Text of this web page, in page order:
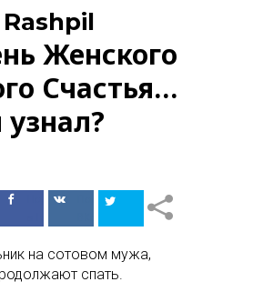
Rashpil
Женского
Счастья…
узнал?
ПоделитьсяПоделиться
на сотовом мужа,
спать.